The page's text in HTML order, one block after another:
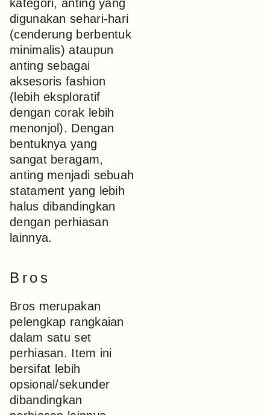
kategori, anting yang
digunakan sehari-hari
(cenderung berbentuk
minimalis) ataupun
anting sebagai
aksesoris fashion
(lebih eksploratif
dengan corak lebih
menonjol). Dengan
bentuknya yang
sangat beragam,
anting menjadi sebuah
statament yang lebih
halus dibandingkan
dengan perhiasan
lainnya.
Bros
Bros merupakan
pelengkap rangkaian
dalam satu set
perhiasan. Item ini
bersifat lebih
opsional/sekunder
dibandingkan